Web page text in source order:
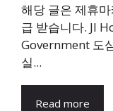
해당 글은 제휴
급 받습니다. JI
Government 도
실...
Read more